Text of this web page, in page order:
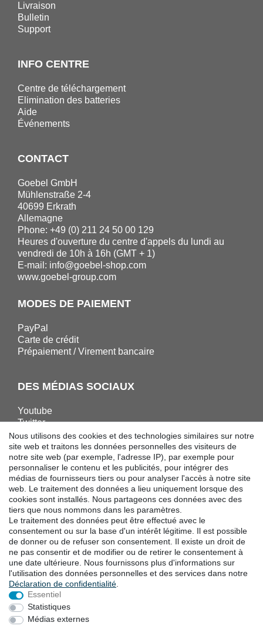
Livraison
Bulletin
Support
INFO CENTRE
Centre de téléchargement
Elimination des batteries
Aide
Événements
CONTACT
Goebel GmbH
Mühlenstraße 2-4
40699 Erkrath
Allemagne
Phone: +49 (0) 211 24 50 00 129
Heures d'ouverture du centre d'appels du lundi au
vendredi de 10h à 16h (GMT + 1)
E-mail: info@goebel-shop.com
www.goebel-group.com
MODES DE PAIEMENT
PayPal
Carte de crédit
Prépaiement / Virement bancaire
DES MÉDIAS SOCIAUX
Youtube
Twitter
Linkedin
Facebook
Instagram
TÉLÉCHARGEMENTS
Catalogues
Technologie
Certificats
Études
Promotion
LOCALITES
Nous utilisons des cookies et des technologies similaires sur notre
site web et traitons les données personnelles des visiteurs de
notre site web (par exemple, l'adresse IP), par exemple pour
personnaliser le contenu et les publicités, pour intégrer des
médias de fournisseurs tiers ou pour analyser l'accès à notre site
web. Le traitement des données a lieu uniquement lorsque des
cookies sont installés. Nous partageons ces données avec des
tiers que nous nommons dans les paramètres.
Le traitement des données peut être effectué avec le
consentement ou sur la base d'un intérêt légitime. Il est possible
de donner ou de refuser son consentement. Il existe un droit de
ne pas consentir et de modifier ou de retirer le consentement à
une date ultérieure. Nous fournissons plus d'informations sur
l'utilisation des données personnelles et des services dans notre
Déclaration de confidentialité
Essentiel
Statistiques
Médias externes